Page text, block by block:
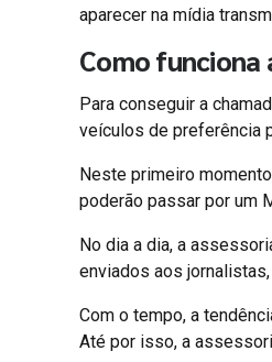
aparecer na mídia
Como funciona
Para conseguir a
veículos de preferência
Neste primeiro
poderão passar por um
No dia a dia, a
enviados aos
Com o tempo, a
Até por isso, a